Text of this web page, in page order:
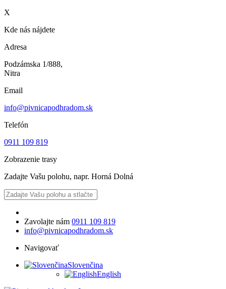
X
Kde nás nájdete
Adresa
Podzámska 1/888,
Nitra
Email
info@pivnicapodhradom.sk
Telefón
0911 109 819
Zobrazenie trasy
Zadajte Vašu polohu, napr. Horná Dolná
Zavolajte nám 0911 109 819
info@pivnicapodhradom.sk
Navigovať
Slovenčina
English